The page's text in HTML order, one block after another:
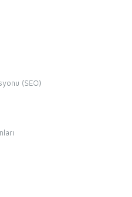
(SEO)